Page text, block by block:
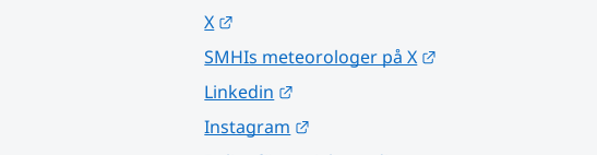
X
SMHIs meteorologer på X
Linkedin
Instagram